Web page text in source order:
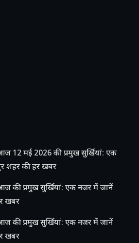
12 मई 2026 की प्रमुख सुर्खियां: एक
शहर की हर खबर
की प्रमुख सुर्खियां: एक नजर में जानें
खबर
की प्रमुख सुर्खियां: एक नजर में जानें
खबर